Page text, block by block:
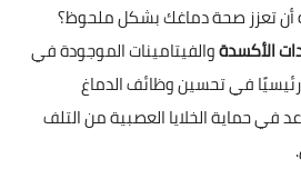
تعزز صحة دماغك بشكل ملحوظ؟
الأكسدةوالفيتامينات الموجودة في
في تحسين وظائف الدماغ
في حماية الخلايا العصبية من التلف